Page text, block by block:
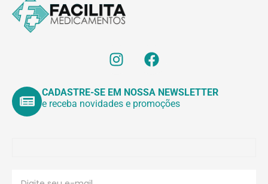
CADASTRE-SE EM NOSSA NEWSLETTER
e receba novidades e promoções